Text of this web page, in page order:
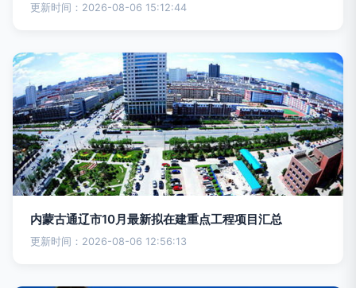
更新时间：2026-08-06 15:12:44
内蒙古通辽市10月最新拟在建重点工程项目汇总
更新时间：2026-08-06 12:56:13